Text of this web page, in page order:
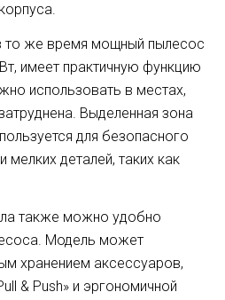
то же время мощный пылесос
имеет практичную функцию
использовать в местах,
Выделенная зона
для безопасного
мелких деталей, таких как
также можно удобно
Модель может
хранением аксессуаров,
& Push» и эргономичной